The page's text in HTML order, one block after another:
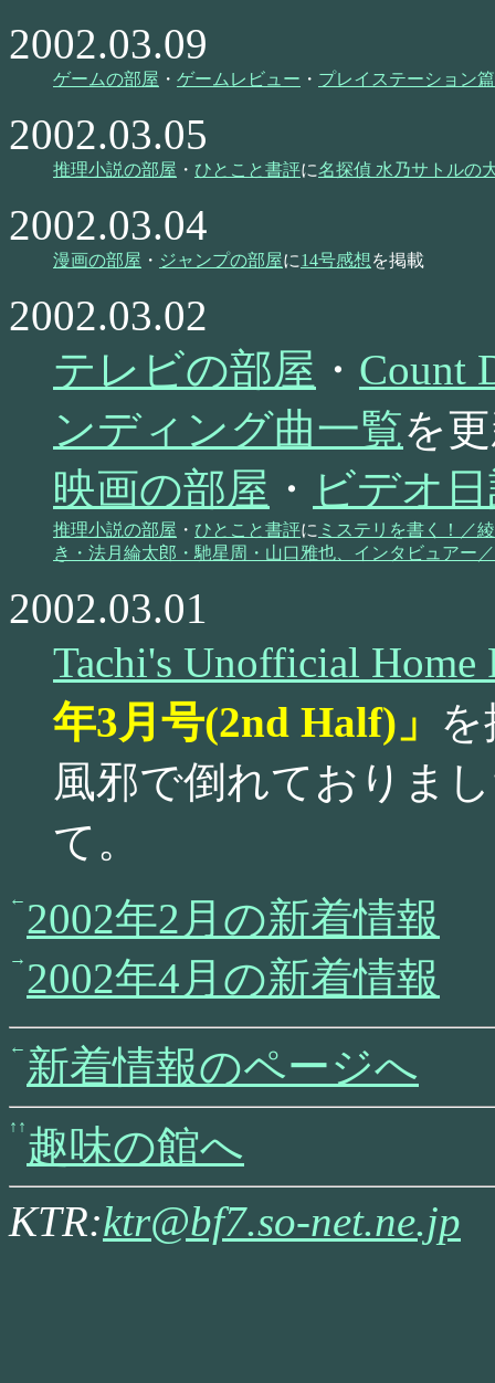
2002.03.09
ゲームの部屋 ・ ゲームレビュー ・ プレイステーション篇
2002.03.05
推理小説の部屋 ・ ひとこと書評に名探偵 水乃サトルの
2002.03.04
漫画の部屋 ・ ジャンプの部屋に14号感想を掲載
2002.03.02
テレビの部屋 ・ Count
ンディング曲一覧を
映画の部屋 ・ ビデオ
推理小説の部屋 ・ ひとこと書評に ミステリを書く！／
き・法月綸太郎・馳星周・山口雅也、インタビュアー
2002.03.01
Tachi's Unofficial Home
年3月号(2nd Half)」
風邪で倒れておりま
て。
2002年2月の新着情報
2002年4月の新着情報
新着情報のページへ
趣味の館へ
KTR:ktr@bf7.so-net.ne.jp